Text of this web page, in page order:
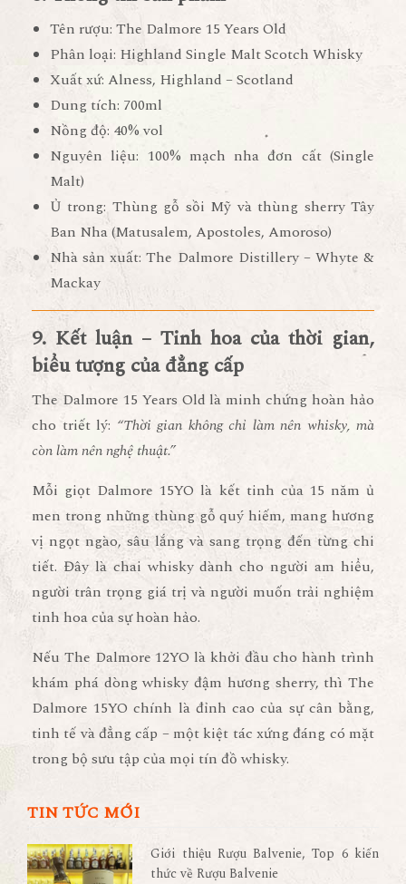
Tên rượu: The Dalmore 15 Years Old
Phân loại: Highland Single Malt Scotch Whisky
Xuất xứ: Alness, Highland – Scotland
Dung tích: 700ml
Nồng độ: 40% vol
Nguyên liệu: 100% mạch nha đơn cất (Single
Malt)
Ủ trong:Thùng gỗ sồi Mỹ và thùng sherry Tây
Ban Nha (Matusalem, Apostoles, Amoroso)
Nhà sản xuất: The Dalmore Distillery – Whyte &
Mackay
9. Kết luận – Tinh hoa của thời gian,
biểu tượng của đẳng cấp
The Dalmore 15 Years Old là minh chứng hoàn hảo
cho triết lý: “Thời gian không chỉ làm nên whisky, mà
còn làm nên nghệ thuật.”
Mỗi giọt Dalmore 15YO là kết tinh của 15 năm ủ
men trong những thùng gỗ quý hiếm, mang hương
vị ngọt ngào, sâu lắng và sang trọng đến từng chi
tiết. Đây là chai whisky dành cho người am hiểu,
người trân trọng giá trị và người muốn trải nghiệm
tinh hoa của sự hoàn hảo.
Nếu The Dalmore 12YO là khởi đầu cho hành trình
khám phá dòng whisky đậm hương sherry, thì The
Dalmore 15YO chính là đỉnh cao của sự cân bằng,
tinh tế và đẳng cấp – một kiệt tác xứng đáng có mặt
trong bộ sưu tập của mọi tín đồ whisky.
TIN TỨC MỚI
Giới thiệu Rượu Balvenie, Top 6 kiến
thức về Rượu Balvenie